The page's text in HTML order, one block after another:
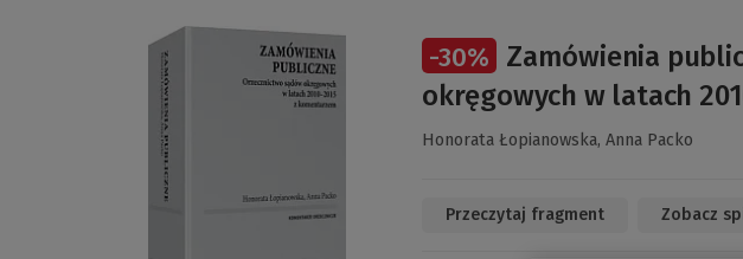
(Link
-30% Zamówienia
okręgowych w latach
Honorata Łopianowska, Anna Packo
Przeczytaj fragment Zobacz